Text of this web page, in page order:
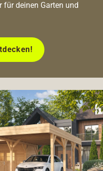
für deinen Garten und